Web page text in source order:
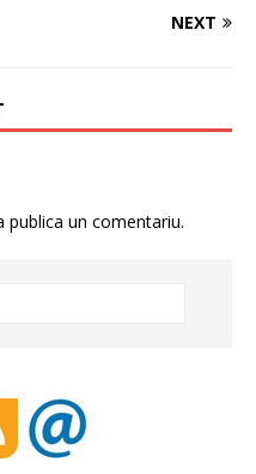
NEXT
publica un comentariu.